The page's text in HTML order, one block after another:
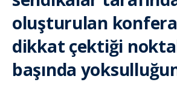
oluşturulan
dikkat çektiği
başında